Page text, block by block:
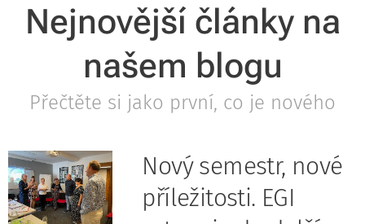
Nejnovější články na
našem blogu
Přečtěte si jako první, co je nového
Nový semestr, nové
příležitosti. EGI